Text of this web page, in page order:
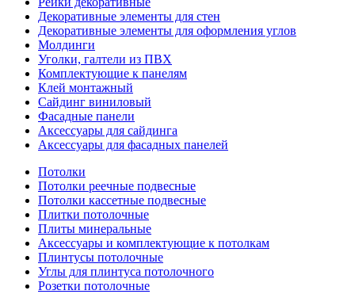
Декоративные элементы для стен
Декоративные элементы для оформления углов
Молдинги
Уголки, галтели из ПВХ
Комплектующие к панелям
Клей монтажный
Сайдинг виниловый
Фасадные панели
Аксессуары для сайдинга
Аксессуары для фасадных панелей
Потолки
Потолки реечные подвесные
Потолки кассетные подвесные
Плитки потолочные
Плиты минеральные
Аксессуары и комплектующие к потолкам
Плинтусы потолочные
Углы для плинтуса потолочного
Розетки потолочные